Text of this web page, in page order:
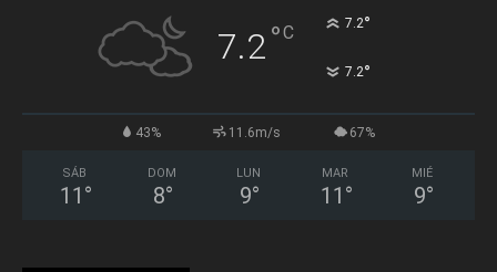
7.2°C 7.2°
7.2°
43% 11.6m/s 67%
SÁB
11 °
DOM
8°
LUN
9°
MAR
11 °
MIÉ
9°